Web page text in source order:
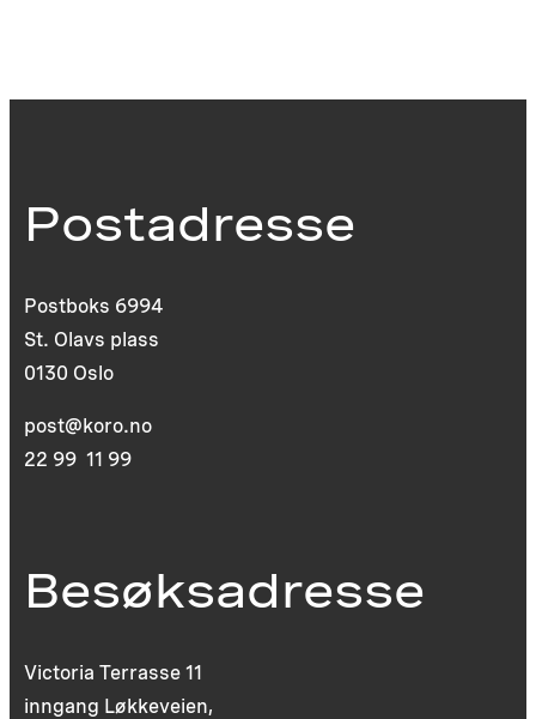
Postadresse
Postboks 6994
St. Olavs plass
0130 Oslo
post@koro.no
22 99 11 99
Besøksadresse
Victoria Terrasse 11
inngang Løkkeveien,